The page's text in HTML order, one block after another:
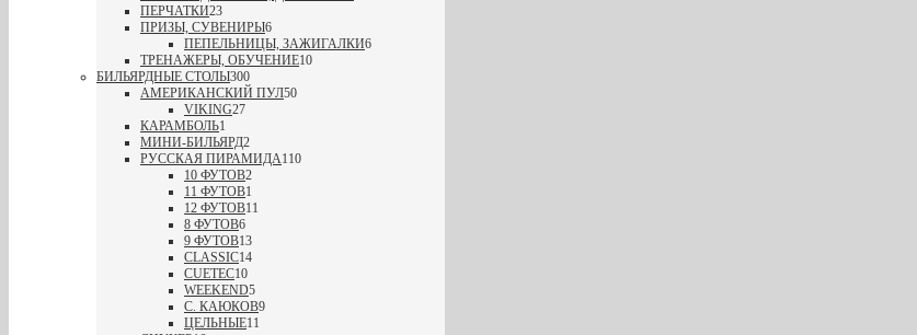
ПЕРЧАТКИ23
ПРИЗЫ, СУВЕНИРЫ6
ПЕПЕЛЬНИЦЫ, ЗАЖИГАЛКИ6
ТРЕНАЖЕРЫ, ОБУЧЕНИЕ10
БИЛЬЯРДНЫЕ СТОЛЫ300
АМЕРИКАНСКИЙ ПУЛ50
VIKING27
КАРАМБОЛЬ1
МИНИ-БИЛЬЯРД2
РУССКАЯ ПИРАМИДА110
10 ФУТОВ2
11 ФУТОВ1
12 ФУТОВ11
8 ФУТОВ6
9 ФУТОВ13
CLASSIC14
CUETEC10
WEEKEND5
С. КАЮКОВ9
ЦЕЛЬНЫЕ11